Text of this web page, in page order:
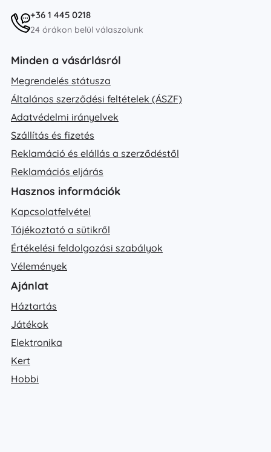
+36 1 445 0218
24 órákon belül válaszolunk
Minden a vásárlásról
Megrendelés státusza
Általános szerződési feltételek (ÁSZF)
Adatvédelmi irányelvek
Szállítás és fizetés
Reklamáció és elállás a szerződéstől
Reklamációs eljárás
Hasznos információk
Kapcsolatfelvétel
Tájékoztató a sütikről
Értékelési feldolgozási szabályok
Vélemények
Ajánlat
Háztartás
Játékok
Elektronika
Kert
Hobbi